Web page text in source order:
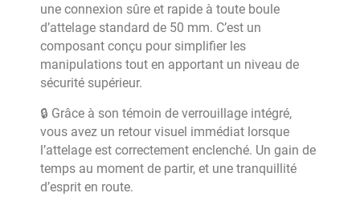
une connexion sûre et rapide à toute boule
d’attelage standard de 50 mm. C’est un
composant conçu pour simplifier les
manipulations tout en apportant un niveau de
sécurité supérieur.
🔒 Grâce à son témoin de verrouillage intégré,
vous avez un retour visuel immédiat lorsque
l’attelage est correctement enclenché. Un gain de
temps au moment de partir, et une tranquillité
d’esprit en route.